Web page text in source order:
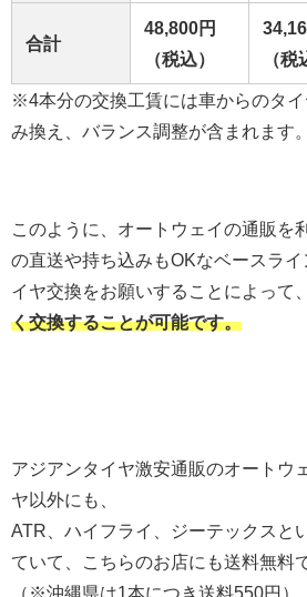
合計
48,800円
（税込）
（税
※4本分の交換工賃には車からのタ
み換え、バランス調整が含まれます。
このように、オートウェイの通販を
の直送や持ち込みもOKなベースラ
イヤ交換をお願いすることによって、
く交換することが可能です。
アジアンタイヤ激安通販のオートウ
ヤ以外にも、
ATR、ハイフライ、ジーテックスと
ていて、こちらのお店にも送料無料
（※沖縄県は1本につき送料550円）